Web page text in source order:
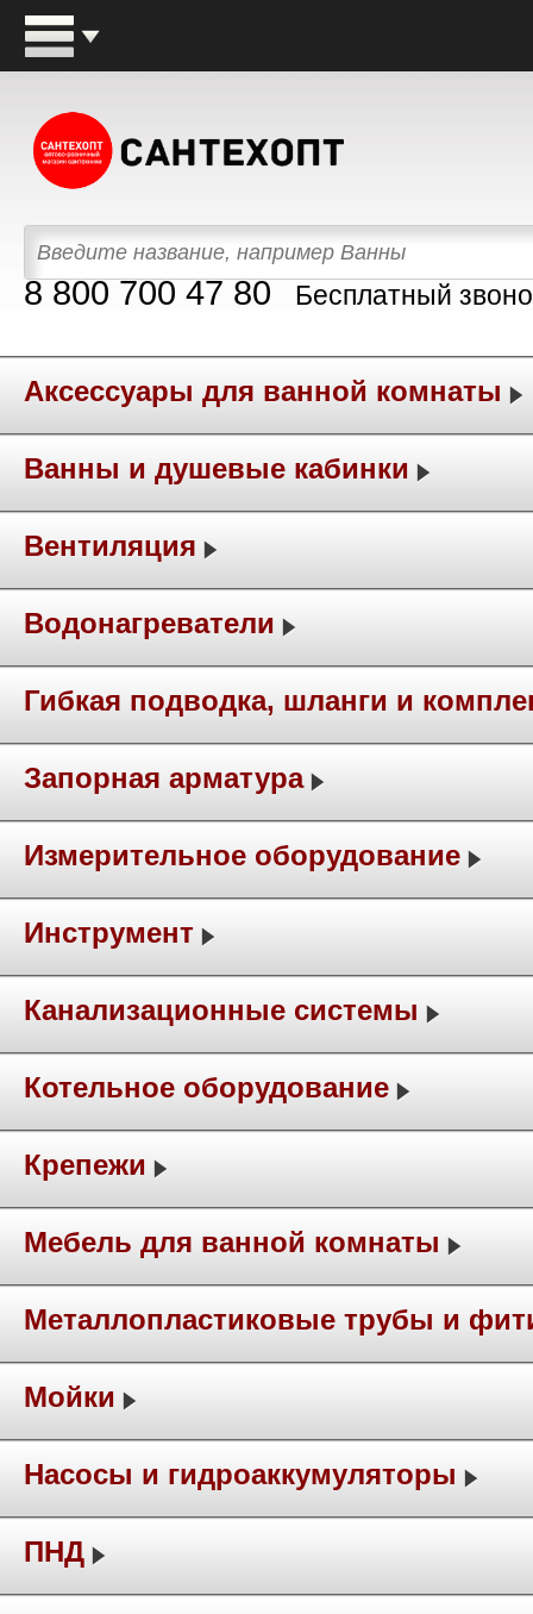
8 800 700 47 80 Бесплатный
Аксессуары для ванной комнаты
Ванны и душевые кабинки
Вентиляция
Водонагреватели
Гибкая подводка, шланги и
Запорная арматура
Измерительное оборудование
Инструмент
Канализационные системы
Котельное оборудование
Крепежи
Мебель для ванной комнаты
Металлопластиковые трубы и
Мойки
Насосы и гидроаккумуляторы
ПНД